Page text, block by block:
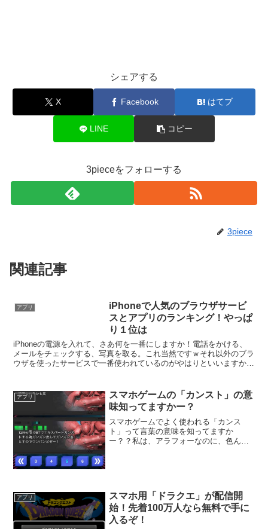
シェアする
X Facebook はてブ
LINE コピー
3pieceをフォローする
3piece
関連記事
アプリ
iPhoneで人気のブラウザサービ
スとアプリのランキング！やっぱ
り１位は
iPhoneの電源を入れて、さあ何を一番にしますか！電話をかける、
メールをチェックする、写真を取る。これ当然ですｗそれ以外のブラ
ウザを使ったサービスで一番使われているのがやはりといいますか、
アプリ
スマホゲームの「カンスト」の意
味知ってますかー？
スマホゲームでよく使われる「カンス
ト」って言葉の意味を知ってますか
ー？？私は、アラフォーなのに、色んな
アプリ
スマホ用「ドラクエ」が配信開
始！先着100万人なら無料で手に
入るぞ！